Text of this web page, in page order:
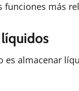
más
almacenar